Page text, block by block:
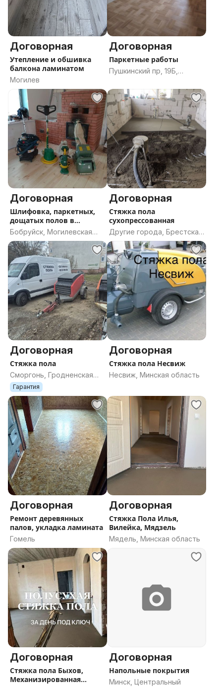
Договорная
Утепление и обшивка
балкона ламинатом
Могилев
Договорная
Паркетные работы
Пушкинский пр, 19Б,
область
Договорная
Шлифовка, паркетных,
дощатых полов в
Бобруйске
Бобруйск, Могилевская
область
Договорная
Стяжка пола
сухопрессованная
Другие города, Брестская
область
Договорная
Стяжка пола
Сморгонь, Гродненская
область
Гарантия
Договорная
Стяжка пола Несвиж
Несвиж, Минская область
Договорная
Ремонт деревянных
палов, укладка ламината
Гомель
Договорная
Стяжка Пола Илья,
Вилейка, Мядзель
Мядель, Минская область
Договорная
Стяжка пола Быхов,
Механизированная
Договорная
Напольные покрытия
Минск, Центральный